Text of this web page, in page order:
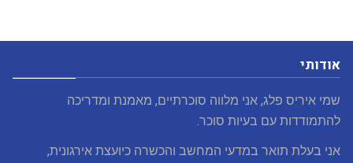
אודותי
שמי איריס פלג, אני מלווה סוכרתיים, מאמנת ומדריכה
להתמודדות עם בעיות סוכר.
אני בעלת תואר במדעי המחשב והכשרה כיועצת אירגונית,